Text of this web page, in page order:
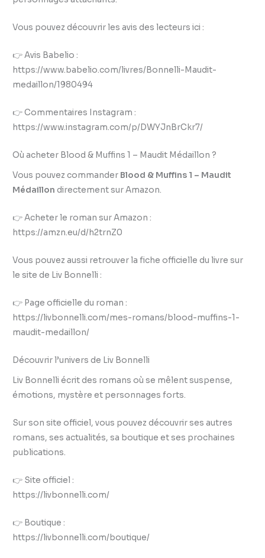
Vous pouvez découvrir les avis des lecteurs ici :
👉 Avis Babelio :
https://www.babelio.com/livres/Bonnelli-Maudit-
medaillon/1980494
👉 Commentaires Instagram :
https://www.instagram.com/p/DWYJnBrCkr7/
Où acheter Blood & Muffins 1 – Maudit Médaillon ?
Vous pouvez commander Blood & Muffins 1 – Maudit
Médaillon directement sur Amazon.
👉 Acheter le roman sur Amazon :
https://amzn.eu/d/h2trnZ0
Vous pouvez aussi retrouver la fiche officielle du livre sur
le site de Liv Bonnelli :
👉 Page officielle du roman :
https://livbonnelli.com/mes-romans/blood-muffins-1-
maudit-medaillon/
Découvrir l’univers de Liv Bonnelli
Liv Bonnelli écrit des romans où se mêlent suspense,
émotions, mystère et personnages forts.
Sur son site officiel, vous pouvez découvrir ses autres
romans, ses actualités, sa boutique et ses prochaines
publications.
👉 Site officiel :
https://livbonnelli.com/
👉 Boutique :
https://livbonnelli.com/boutique/